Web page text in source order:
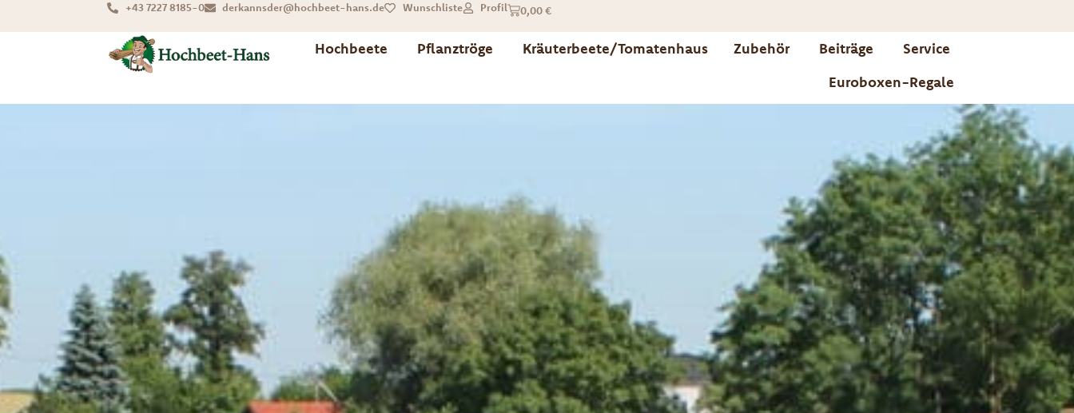
+43 7227 8185-0 derkannsder@hochbeet-hans.de 0,00€
Wunschliste Profil
Hochbeete Pflanztröge Kräuterbeete/Tomatenhaus Zubehör Beiträge
Service
Euroboxen-Regale